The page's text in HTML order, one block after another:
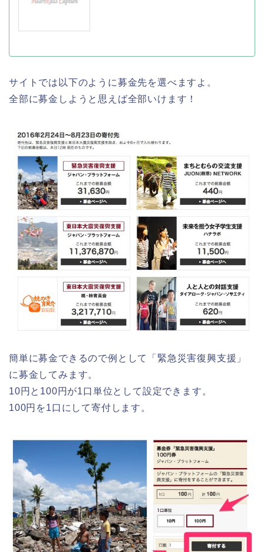
サイトでは以下のように募金先を選べますよ。
全部に募金しようと思えば全部いけます！
簡単に募金できるので例として「緊急災害復興支援」
に募金してみます。
10円と100円が1口単位として設定できます。
100円を1口にして寄付します。